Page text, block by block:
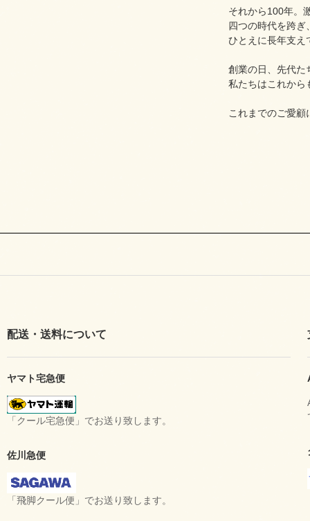
それから100年。
四つの時代を跨ぎ
ひとえに長年支え
創業の日、先代た
私たちはこれから
これまでのご愛
配送・送料について
ヤマト宅急便
「クール宅急便」でお送り致します。
佐川急便
「飛脚クール便」でお送り致します。